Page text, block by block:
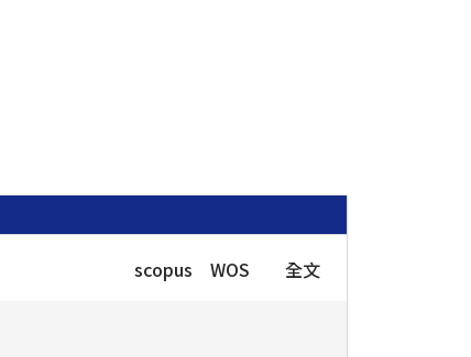
scopus WOS 全文